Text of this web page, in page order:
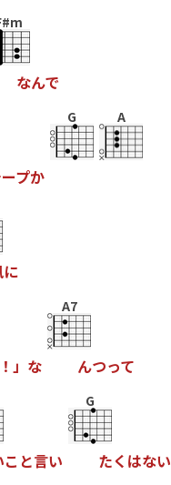
なんで
ープか
G A
に
！ 」 な
A7
んつって
こ と言い
G
たく はない